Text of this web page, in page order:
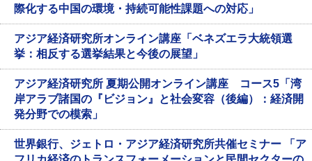
際化する中国の環境・持続可能性課題への対応」
アジア経済研究所オンライン講座「ベネズエラ大統領選
挙：相反する選挙結果と今後の展望」
アジア経済研究所 夏期公開オンライン講座 コース5「湾
岸アラブ諸国の『ビジョン』と社会変容（後編）：経済開
発分野での模索」
世界銀行、ジェトロ・アジア経済研究所共催セミナー 「ア